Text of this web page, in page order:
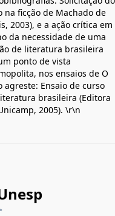
na ficção de Machado de
2003), e a ação crítica em
da necessidade de uma
de literatura brasileira
ponto de vista
nos ensaios de O
agreste: Ensaio de curso
brasileira (Editora
2005). \r\n